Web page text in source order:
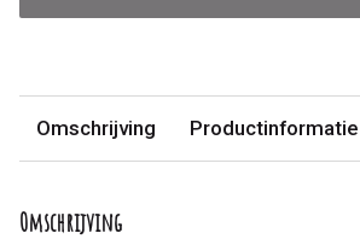
Omschrijving Productinformatie
Omschrijving